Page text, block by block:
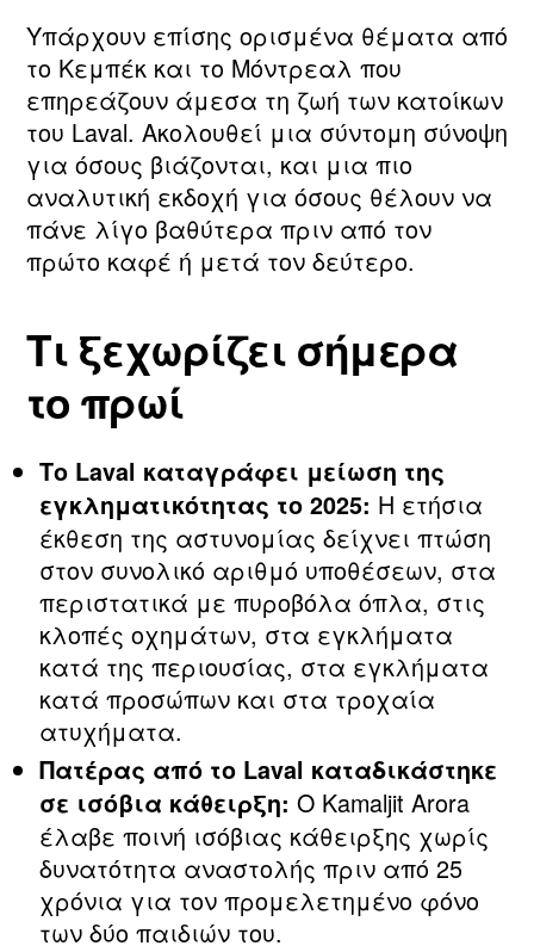
Υπάρχουν επίσης ορισμένα θέματα από
το Κεμπέκ και το Μόντρεαλ που
επηρεάζουν άμεσα τη ζωή των κατοίκων
του Laval. Ακολουθεί μια σύντομη σύνοψη
για όσους βιάζονται, και μια πιο
αναλυτική εκδοχή για όσους θέλουν να
πάνε λίγο βαθύτερα πριν από τον
πρώτο καφέ ή μετά τον δεύτερο.
Τι ξεχωρίζει σήμερα
το πρωί
Το Laval καταγράφει μείωση της
εγκληματικότητας το 2025: Η ετήσια
έκθεση της αστυνομίας δείχνει πτώση
στον συνολικό αριθμό υποθέσεων, στα
περιστατικά με πυροβόλα όπλα, στις
κλοπές οχημάτων, στα εγκλήματα
κατά της περιουσίας, στα εγκλήματα
κατά προσώπων και στα τροχαία
ατυχήματα.
Πατέρας από το Laval καταδικάστηκε
σε ισόβια κάθειρξη: Ο Kamaljit Arora
έλαβε ποινή ισόβιας κάθειρξης χωρίς
δυνατότητα αναστολής πριν από 25
χρόνια για τον προμελετημένο φόνο
των δύο παιδιών του.